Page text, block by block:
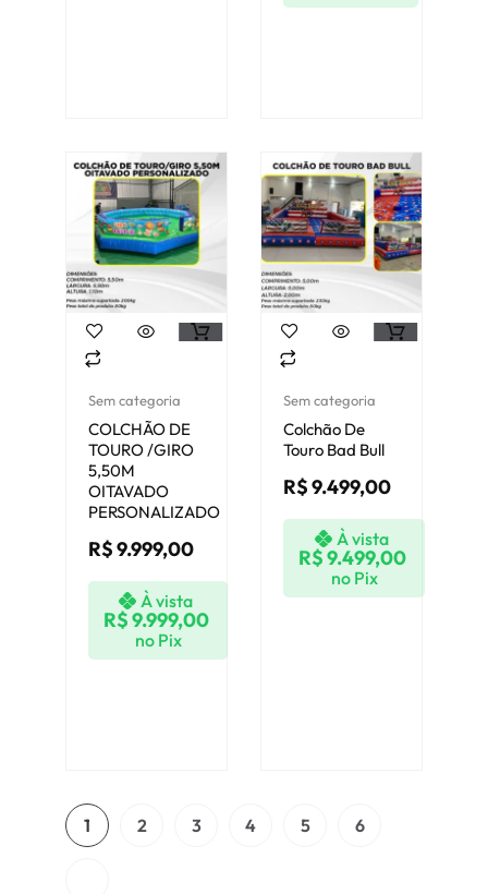
Sem categoria
COLCHÃO DE
TOURO /GIRO
5,50M
OITAVADO
PERSONALIZADO
R$9.999,00
À vista
R$9.999,00
no Pix
Sem categoria
Colchão De
Touro Bad Bull
R$9.499,00
À vista
R$9.499,00
no Pix
1 2 3 4 5 6